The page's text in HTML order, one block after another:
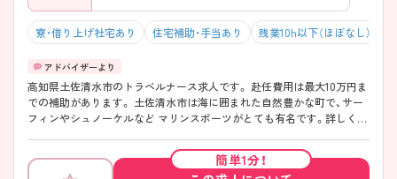
寮・借り上げ社宅あり 住宅補助・手当あり 残業10h以下（ほぼなし）
高知県土佐清水市のトラベルナース求人です。 赴任費用は最大10万円ま
での補助があります。 土佐清水市は海に囲まれた自然豊かな町で、サー
フィンやシュノーケルなど マリンスポーツがとても有名です。詳しく知
簡単1分！